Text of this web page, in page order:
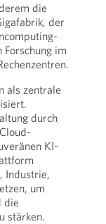
die
der
im
als zentrale
durch
KI-
Industrie,
um
die
stärken.